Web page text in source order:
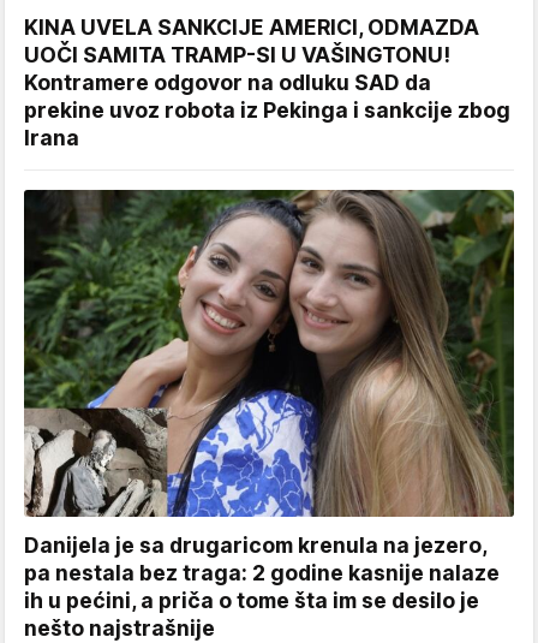
KINA UVELA SANKCIJE AMERICI, ODMAZDA
UOČI SAMITA TRAMP-SI U VAŠINGTONU!
Kontramere odgovor na odluku SAD da
prekine uvoz robota iz Pekinga i sankcije zbog
Irana
Danijela je sa drugaricom krenula na jezero,
pa nestala bez traga: 2 godine kasnije nalaze
ih u pećini, a priča o tome šta im se desilo je
nešto najstrašnije